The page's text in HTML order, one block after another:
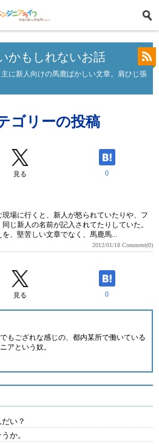
かもしれないお話
に新人向けの馬鹿ばかしい文章。肩ひじ張
ゴリーの投稿
見る 0
場に行くと、新人が怒られていたりや、フ
じ新人の名前が記入されてたりしていた。
、堅苦しい文章でなく、馬鹿馬...
2012/01/18 Comment(0)
見る 0
もござれな感じの、都内某所で働いている
アという奴。
い？
か。